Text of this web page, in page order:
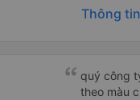
Thông
quý công ty nên: 1) kiểm tra và dán
theo màu